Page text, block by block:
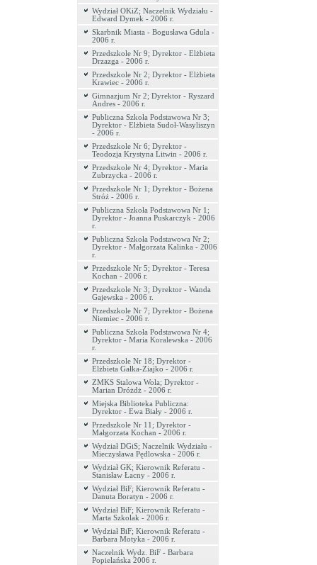
Wydział OKiZ; Naczelnik Wydziału -
Edward Dymek - 2006 r.
Skarbnik Miasta - Bogusława Gdula -
2006 r.
Przedszkole Nr 9; Dyrektor - Elżbieta
Drzazga - 2006 r.
Przedszkole Nr 2; Dyrektor - Elżbieta
Krawiec - 2006 r.
Gimnazjum Nr 2; Dyrektor - Ryszard
Andres - 2006 r.
Publiczna Szkoła Podstawowa Nr 3;
Dyrektor - Elżbieta Sudoł-Wasyliszyn
- 2006 r.
Przedszkole Nr 6; Dyrektor -
Teodozja Krystyna Litwin - 2006 r.
Przedszkole Nr 4; Dyrektor - Maria
Zubrzycka - 2006 r.
Przedszkole Nr 1; Dyrektor - Bożena
Stróż - 2006 r.
Publiczna Szkoła Podstawowa Nr 1;
Dyrektor - Joanna Puskarczyk - 2006
r.
Publiczna Szkoła Podstawowa Nr 2;
Dyrektor - Małgorzata Kalinka - 2006
r.
Przedszkole Nr 5; Dyrektor - Teresa
Kochan - 2006 r.
Przedszkole Nr 3; Dyrektor - Wanda
Gajewska - 2006 r.
Przedszkole Nr 7; Dyrektor - Bożena
Niemiec - 2006 r.
Publiczna Szkoła Podstawowa Nr 4;
Dyrektor - Maria Koralewska - 2006
r.
Przedszkole Nr 18; Dyrektor -
Elżbieta Gałka-Ziajko - 2006 r.
ZMKS Stalowa Wola; Dyrektor -
Marian Dróżdż - 2006 r.
Miejska Biblioteka Publiczna:
Dyrektor - Ewa Biały - 2006 r.
Przedszkole Nr 11; Dyrektor -
Małgorzata Kochan - 2006 r.
Wydział DGiS; Naczelnik Wydziału -
Mieczysława Pędlowska - 2006 r.
Wydział GK; Kierownik Referatu -
Stanisław Łacny - 2006 r.
Wydział BiF; Kierownik Referatu -
Danuta Boratyn - 2006 r.
Wydział BiF; Kierownik Referatu -
Marta Szkolak - 2006 r.
Wydział BiF; Kierownik Referatu -
Barbara Motyka - 2006 r.
Naczelnik Wydz. BiF - Barbara
Popielańska 2006 r.